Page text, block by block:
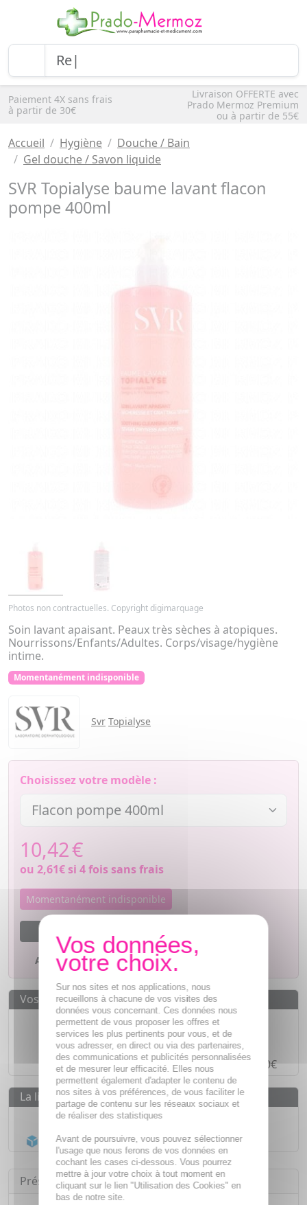
Paiement 4X sans frais
à partir de 30€
Livraison OFFERTE avec
Prado Mermoz Premium
ou à partir de 55€
Accueil Hygiène
Douche / Bain
Gel douche / Savon liquide
SVR Topialyse baume lavant flacon
pompe 400ml
Photos non contractuelles. Copyright digimarquage
Soin lavant apaisant. Peaux très sèches à atopiques.
Nourrissons/Enfants/Adultes. Corps/visage/hygiène
intime.
Momentanément indisponible
Svr Topialyse
Choisissez votre modèle :
10,42€
ou 2,61€si 4 fois sans frais
Momentanément indisponible
Ajouter à mes favoris
Vos avantages
Des prixIMBATTABLES
Paiement en ligneSÉCURISÉ
Paiement en4 fois sans fraisà partir de 30€
La livraison
Livraison gratuite dès55€
Acheminement Chronoposten 24h*
Présentation
Sur nos sites et nos applications, nous
recueillons à chacune de vos visites des
données vous concernant. Ces données nous
permettent de vous proposer les offres et
services les plus pertinents pour vous, et de
vous adresser, en direct ou via des partenaires,
des communications et publicités personnalisées
et de mesurer leur efficacité. Elles nous
permettent également d'adapter le contenu de
nos sites à vos préférences, de vous faciliter le
partage de contenu sur les réseaux sociaux et
de réaliser des statistiques
Avant de poursuivre, vous pouvez sélectionner
l'usage que nous ferons de vos données en
cochant les cases ci-dessous. Vous pourrez
mettre à jour votre choix à tout moment en
cliquant sur le lien "Utilisation des Cookies" en
bas de notre site.